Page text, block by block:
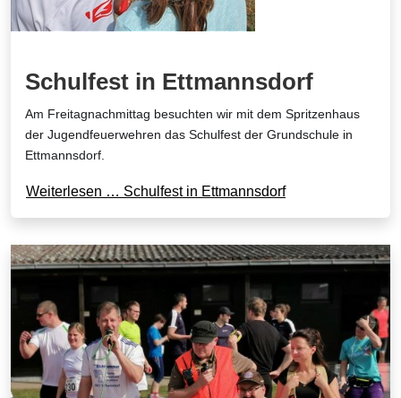
Schulfest in Ettmannsdorf
Am Freitagnachmittag besuchten wir mit dem Spritzenhaus
der Jugendfeuerwehren das Schulfest der Grundschule in
Ettmannsdorf.
Weiterlesen … Schulfest in Ettmannsdorf